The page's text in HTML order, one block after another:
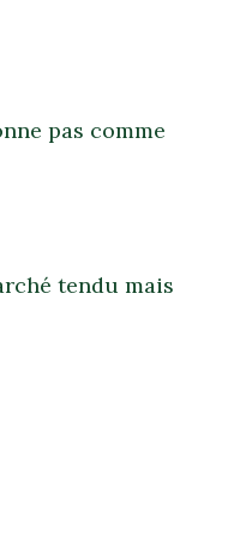
pas comme
tendu mais